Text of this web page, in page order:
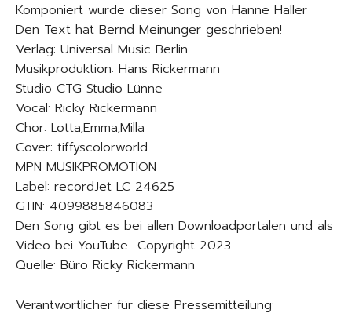
Komponiert wurde dieser Song von Hanne Haller
Den Text hat Bernd Meinunger geschrieben!
Verlag: Universal Music Berlin
Musikproduktion: Hans Rickermann
Studio CTG Studio Lünne
Vocal: Ricky Rickermann
Chor: Lotta,Emma,Milla
Cover: tiffyscolorworld
MPN MUSIKPROMOTION
Label: recordJet LC 24625
GTIN: 4099885846083
Den Song gibt es bei allen Downloadportalen und als
Video bei YouTube….Copyright 2023
Quelle: Büro Ricky Rickermann
Verantwortlicher für diese Pressemitteilung: